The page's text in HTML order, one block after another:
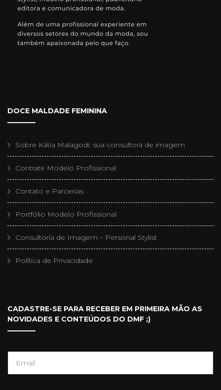
DOCE MALDADE FEMININA
Sobre Kátia Malagodi: sua consultora de imagem
Contrate Modelo Profissional
Contato e Parcerias
Portfólio Modelo Profissional
Consultoria de Imagem – Personal Stylist
Política de Privacidade
CADASTRE-SE PARA RECEBER EM PRIMEIRA MÃO AS
NOVIDADES E CONTEÚDOS DO DMF ;)